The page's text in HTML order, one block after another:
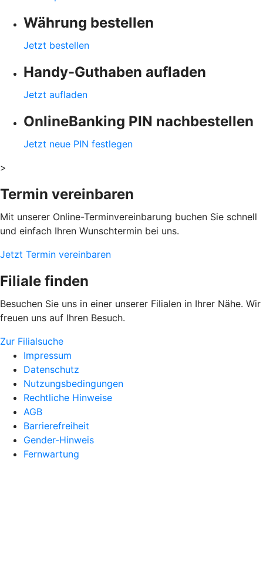
Währung bestellen
Jetzt bestellen
Handy-Guthaben aufladen
Jetzt aufladen
OnlineBanking PIN nachbestellen
Jetzt neue PIN festlegen
>
Termin vereinbaren
Mit unserer Online-Terminvereinbarung buchen Sie schnell
und einfach Ihren Wunschtermin bei uns.
Jetzt Termin vereinbaren
Filiale finden
Besuchen Sie uns in einer unserer Filialen in Ihrer Nähe. Wir
freuen uns auf Ihren Besuch.
Zur Filialsuche
Impressum
Datenschutz
Nutzungsbedingungen
Rechtliche Hinweise
AGB
Barrierefreiheit
Gender-Hinweis
Fernwartung